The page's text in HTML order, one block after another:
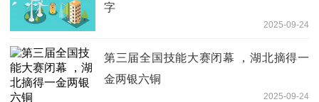
字
2025-09-24
第三届全国技能大赛闭幕 ，湖北摘得一
金两银六铜
2025-09-24